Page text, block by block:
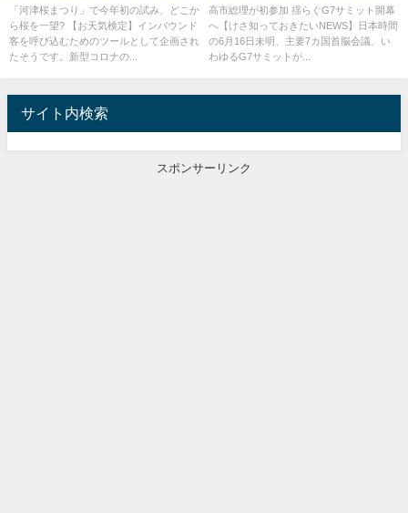
検定】
「河津桜まつり」で今年初の試み、どこか
ら桜を一望? 【お天気検定】インバウンド
客を呼び込むためのツールとして企画され
たそうです。新型コロナの...
いNEWS】
高市総理が初参加 揺らぐG7サミット開幕
へ【けさ知っておきたいNEWS】日本時間
の6月16日未明、主要7カ国首脳会議、い
わゆるG7サミットが...
サイト内検索
スポンサーリンク